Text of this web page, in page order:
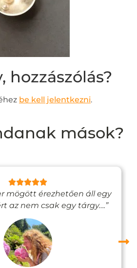
hozzászólás?
be kell jelentkezni.
mások?
mögött érezhetően áll egy
az nem csak egy tárgy….”